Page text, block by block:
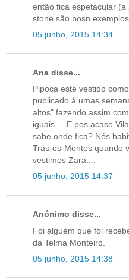
então fica espetacular
stone são bosn
05 junho, 2015 14:34
Ana disse...
Pipoca este vestido
publicado à umas
altos" fazendo assim
iguais.... E pos acaso
sabe onde fica? Nós
Trás-os-Montes quando
vestimos Zara....
05 junho, 2015 14:37
Anónimo disse...
Foi alguém que foi
da Telma Monteiro.
05 junho, 2015 14:38